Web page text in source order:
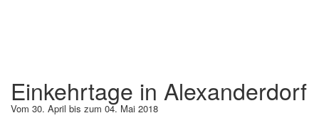
Einkehrtage in Alexanderdorf
Vom 30. April bis zum 04. Mai 2018